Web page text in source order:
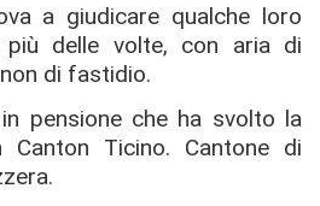
a giudicare qualche loro
delle volte, con aria di
di fastidio.
pensione che ha svolto la
Canton Ticino. Cantone di